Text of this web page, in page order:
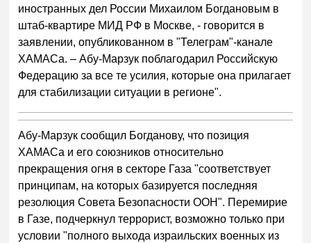
иностранных дел России Михаилом Богдановым в
штаб-квартире МИД РФ в Москве, - говорится в
заявлении, опубликованном в "Телеграм"-канале
ХАМАСа. – Абу-Марзук поблагодарил Российскую
Федерацию за все те усилия, которые она прилагает
для стабилизации ситуации в регионе".
Абу-Марзук сообщил Богданову, что позиция
ХАМАСа и его союзников относительно
прекращения огня в секторе Газа "соответствует
принципам, на которых базируется последняя
резолюция Совета Безопасности ООН". Перемирие
в Газе, подчеркнул террорист, возможно только при
условии "полного выхода израильских военных из